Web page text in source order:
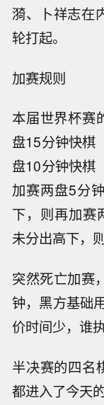
漪、卜祥志在
轮打起。
加赛规则
本届世界杯赛
盘15分钟快棋
盘10分钟快棋
加赛两盘5分
下，则再加赛
未分出高下，
突然死亡加赛
钟，黑方基础
价时间少，谁
半决赛的四名
都进入了今天